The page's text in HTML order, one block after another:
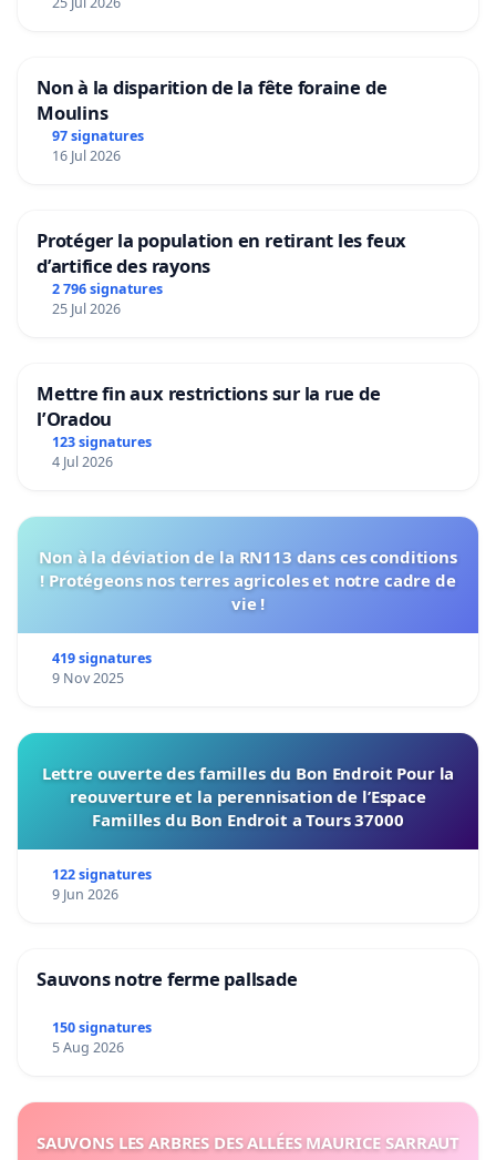
Non à la disparition de la fête foraine de
Moulins
97 signatures
16 Jul 2026
Protéger la population en retirant les feux
d’artifice des rayons
2 796 signatures
25 Jul 2026
Mettre fin aux restrictions sur la rue de
l’Oradou
123 signatures
4 Jul 2026
Non à la déviation de la RN113 dans ces conditions
! Protégeons nos terres agricoles et notre cadre de
vie !
419 signatures
9 Nov 2025
Lettre ouverte des familles du Bon Endroit Pour la
reouverture et la perennisation de l’Espace
Familles du Bon Endroit a Tours 37000
122 signatures
9 Jun 2026
Sauvons notre ferme pallsade
150 signatures
5 Aug 2026
SAUVONS LES ARBRES DES ALLÉES MAURICE SARRAUT